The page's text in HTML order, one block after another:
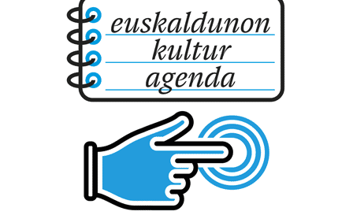
interes komertzial legitimoetan babesten dira. Ikusi gure
bazkideen zerrenda, beren ustez zein helburutarako
duten interes legitimoa eta horren aurka nola egin
dezakezun ikusteko.
Lortu zure datu pertsonalak prozesatzeko moduari
buruzko informazio gehiago eta ezarri zure lehentasunak
datuen atalean. Edozein unetan alda edo ken dezakezu
zure baimena Cookieen adierazpenean.
Webgune honek cookie propioak eta hirugarrenen cookie-